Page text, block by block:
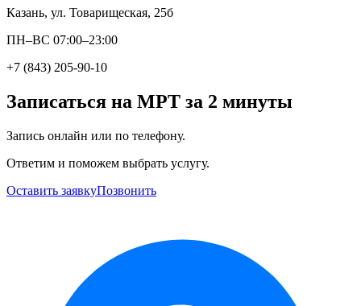
Казань, ул. Товарищеская, 25б
ПН–ВС 07:00–23:00
+7 (843) 205-90-10
Записаться на МРТ за 2 минуты
Запись онлайн или по телефону.
Ответим и поможем выбрать услугу.
Оставить заявкуПозвонить